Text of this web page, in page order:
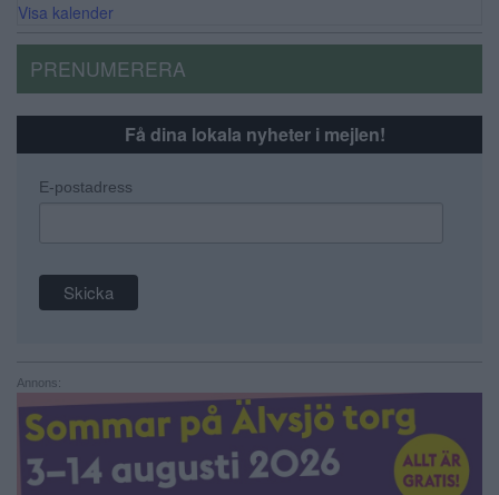
Visa kalender
PRENUMERERA
Få dina lokala nyheter i mejlen!
E-postadress
Annons: